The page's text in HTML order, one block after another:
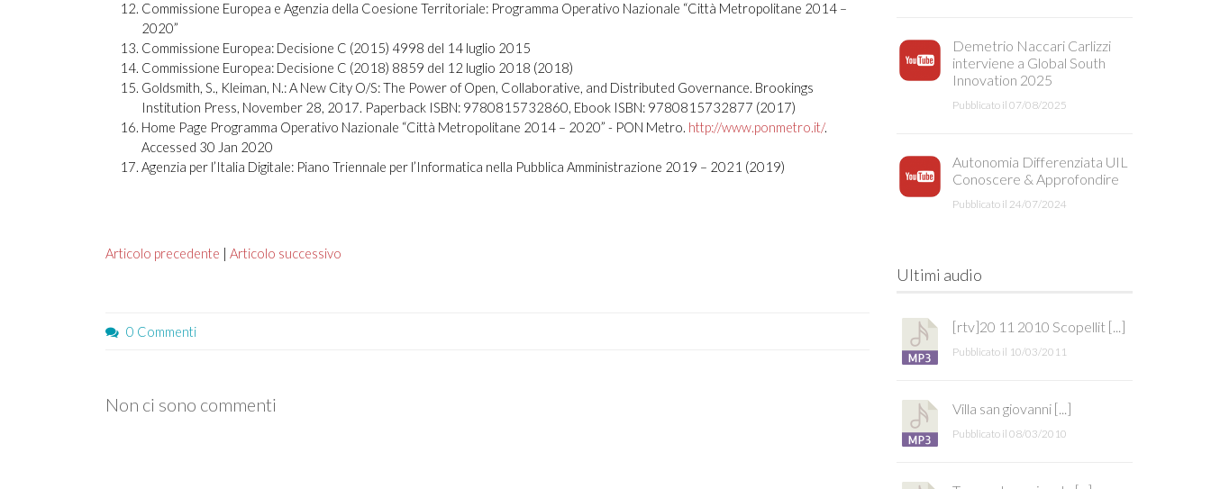
Commissione Europea e Agenzia della Coesione Territoriale: Programma Operativo Nazionale “Città Metropolitane 2014 –
2020”
Commissione Europea: Decisione C (2015) 4998 del 14 luglio 2015
Commissione Europea: Decisione C (2018) 8859 del 12 luglio 2018 (2018)
Goldsmith, S., Kleiman, N.: A New City O/S: The Power of Open, Collaborative, and Distributed Governance. Brookings
Institution Press, November 28, 2017. Paperback ISBN: 9780815732860, Ebook ISBN: 9780815732877 (2017)
Home Page Programma Operativo Nazionale “Città Metropolitane 2014 – 2020” - PON Metro. http://www.ponmetro.it/.
Accessed 30 Jan 2020
Agenzia per l’Italia Digitale: Piano Triennale per l’Informatica nella Pubblica Amministrazione 2019 – 2021 (2019)
Articolo precedente | Articolo successivo
0 Commenti
Non ci sono commenti
Demetrio Naccari Carlizzi
interviene a Global South
Innovation 2025
Pubblicato il 07/08/2025
Autonomia Differenziata UIL
Conoscere & Approfondire
Pubblicato il 24/07/2024
Ultimi audio
[rtv]20 11 2010 Scopellit [...]
Pubblicato il 10/03/2011
Villa san giovanni [...]
Pubblicato il 08/03/2010